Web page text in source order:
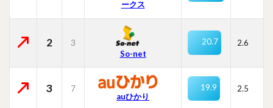
ークス
2
3
So-net
20.7 2.6
3
7
auひかり
19.9 2.5